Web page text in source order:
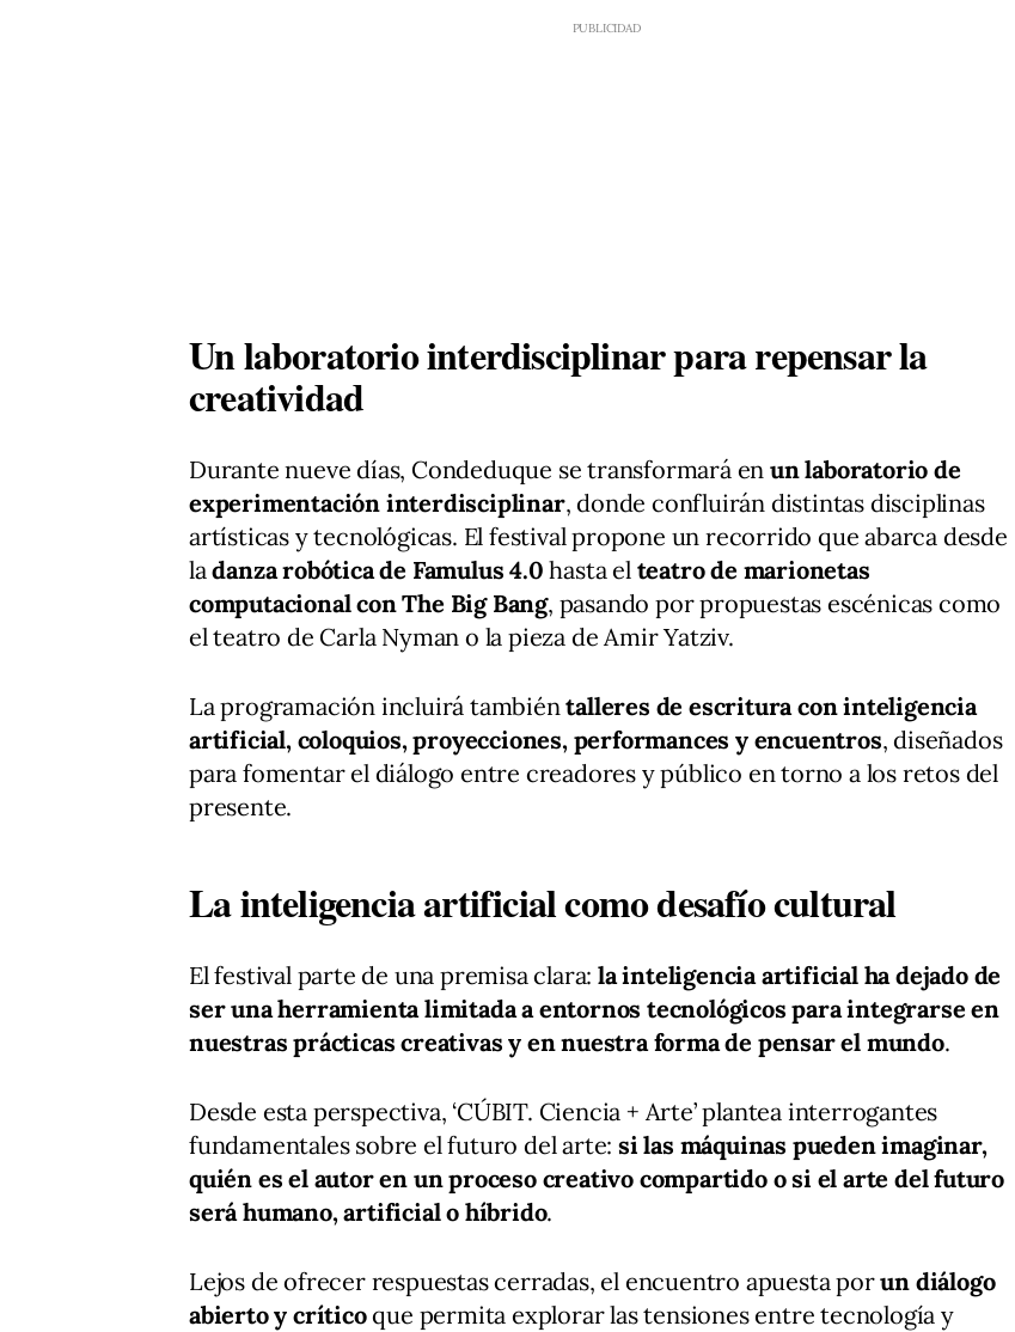
Un laboratorio interdisciplinar para repensar la
creatividad
Durante nueve días, Condeduque se transformará en un laboratorio de
experimentación interdisciplinar, donde confluirán distintas disciplinas
artísticas y tecnológicas. El festival propone un recorrido que abarca desde
ladanza robótica de Famulus 4.0 hasta el teatro de marionetas
computacional con The Big Bang, pasando por propuestas escénicas como
el teatro de Carla Nyman o la pieza de Amir Yatziv.
La programación incluirá tambiéntalleres de escritura con inteligencia
artificial, coloquios, proyecciones, performances y encuentros, diseñados
para fomentar el diálogo entre creadores y público en torno a los retos del
presente.
La inteligencia artificial como desafío cultural
El festival parte de una premisa clara: la inteligencia artificial ha dejado de
ser una herramienta limitada a entornos tecnológicos para integrarse en
nuestras prácticas creativas y en nuestra forma de pensar el mundo.
Desde esta perspectiva, ‘CÚBIT. Ciencia + Arte’ plantea interrogantes
fundamentales sobre el futuro del arte: si las máquinas pueden imaginar,
quién es el autor en un proceso creativo compartido o si el arte del futuro
será humano, artificial o híbrido.
Lejos de ofrecer respuestas cerradas, el encuentro apuesta porun diálogo
abierto y críticoque permita explorar las tensiones entre tecnología y